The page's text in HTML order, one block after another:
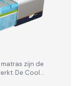
zijn de
De Cool
en